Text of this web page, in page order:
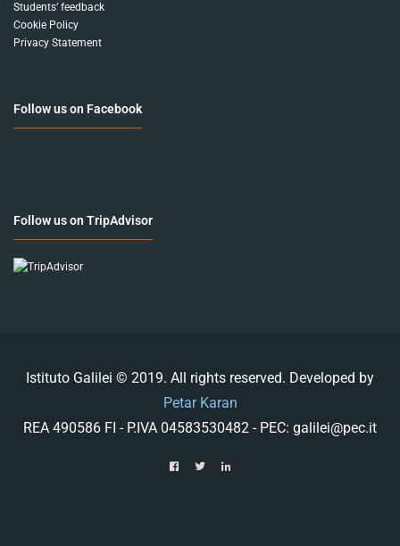
Students’ feedback
Cookie Policy
Privacy Statement
Follow us on Facebook
Follow us on TripAdvisor
Istituto Galilei © 2019. All rights reserved. Developed by
Petar Karan
REA 490586 FI - P.IVA 04583530482 - PEC: galilei@pec.it